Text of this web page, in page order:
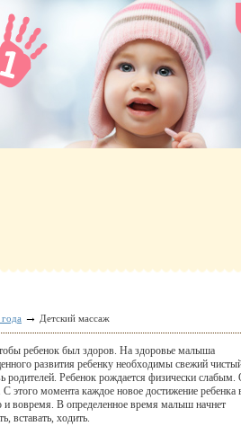
→ Детский массаж
ребенок был здоров. На здоровье малыша
развития ребенку необходимы свежий
родителей. Ребенок рождается физически слабым.
этого момента каждое новое достижение ребенка
и вовремя. В определенное время малыш начнет
вставать, ходить.